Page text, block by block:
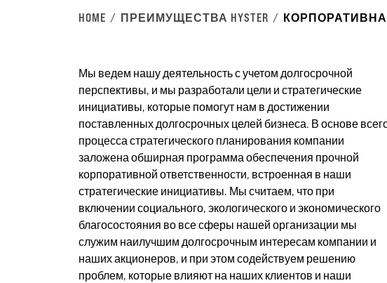
HOME ПРЕИМУЩЕСТВА HYSTER
Мы ведем нашу деятельность с учетом долгосрочной
перспективы, и мы разработали цели и стратегические
инициативы, которые помогут нам в достижении
поставленных долгосрочных целей бизнеса. В основе
процесса стратегического планирования компании
заложена обширная программа обеспечения прочной
корпоративной ответственности, встроенная в наши
стратегические инициативы. Мы считаем, что при
включении социального, экологического и экономического
благосостояния во все сферы нашей организации мы
служим наилучшим долгосрочным интересам компании и
наших акционеров, и при этом содействуем решению
проблем, которые влияют на наших клиентов и наши